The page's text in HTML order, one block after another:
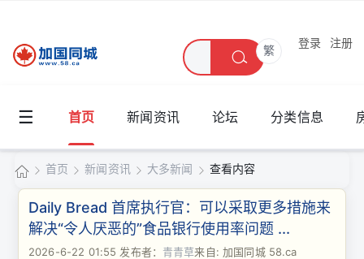
繁
登录 注册
☰ 首页 新闻资讯 论坛 分类信息
加
国
同
›
首页 新闻资讯 大多新闻
›
查看内容
Daily Bread 首席执行官：可以采取更多措施来
解决“令人厌恶的”食品银行使用率问题 ...
2026-6-22 01:55 发布者： 青青草来自: 加国同城 58.ca